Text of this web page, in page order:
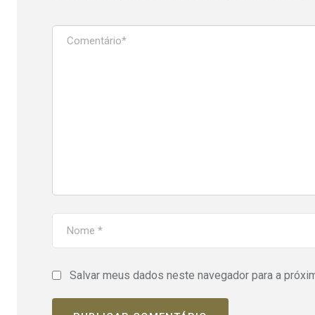
Salvar meus dados neste navegador para a